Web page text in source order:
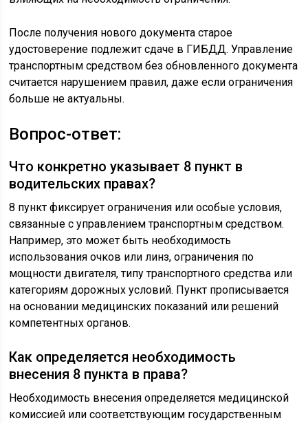
После получения нового документа старое
удостоверение подлежит сдаче в ГИБДД. Управление
транспортным средством без обновленного документа
считается нарушением правил, даже если ограничения
больше не актуальны.
Вопрос-ответ:
Что конкретно указывает 8 пункт в
водительских правах?
8 пункт фиксирует ограничения или особые условия,
связанные с управлением транспортным средством.
Например, это может быть необходимость
использования очков или линз, ограничения по
мощности двигателя, типу транспортного средства или
категориям дорожных условий. Пункт прописывается
на основании медицинских показаний или решений
компетентных органов.
Как определяется необходимость
внесения 8 пункта в права?
Необходимость внесения определяется медицинской
комиссией или соответствующим государственным